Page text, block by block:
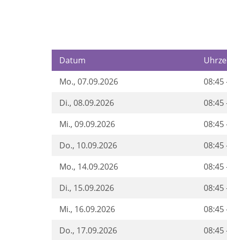
Datum
Mo., 07.09.2026 08:45
Di., 08.09.2026 08:45
Mi., 09.09.2026 08:45
Do., 10.09.2026 08:45
Mo., 14.09.2026 08:45
Di., 15.09.2026 08:45
Mi., 16.09.2026 08:45
Do., 17.09.2026 08:45